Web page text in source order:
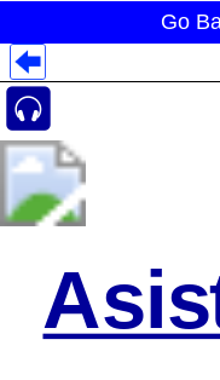
Go
Despliegues
Despliegues
Despliegues por